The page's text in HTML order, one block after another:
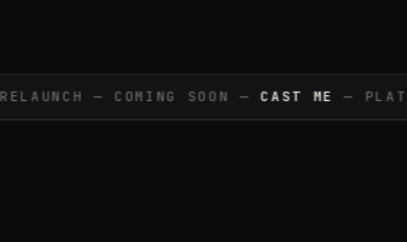
— COMING SOON —CAST ME —